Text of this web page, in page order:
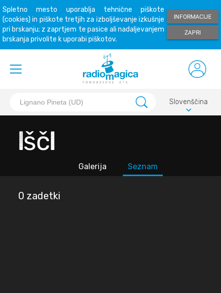
Spletno mesto uporablja tehnične piškote
(cookies) in piškote tretjih za izboljševanje izkušnje
pri brskanju; z zaprtjem te pasice ali nadaljevanjem
brskanja privolite k uporabi piškotov.
INFORMACIJE
ZAPRI
Slovenščina
keyboard_arrow_down
Išči
Galerija Seznam
0 zadetki